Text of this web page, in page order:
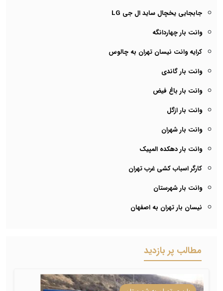
جابجایی یخچال ساید ال جی LG
وانت بار چهاردانگه
کرایه وانت نیسان تهران به چالوس
وانت بار گاندی
وانت بار باغ فیض
وانت بار ازگل
وانت بار شهران
وانت بار دهکده المپیک
کارگر اسباب کشی غرب تهران
وانت بار شهرستان
نیسان بار تهران به اصفهان
مطالب پر بازدید